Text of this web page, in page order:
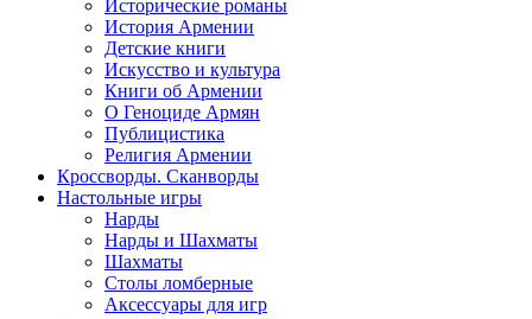
Исторические романы
История Армении
Детские книги
Иcкусство и культура
Книги об Армении
О Геноциде Армян
Публицистика
Религия Армении
Кроссворды. Сканворды
Настольные игры
Нарды
Нарды и Шахматы
Шахматы
Столы ломберные
Аксессуары для игр